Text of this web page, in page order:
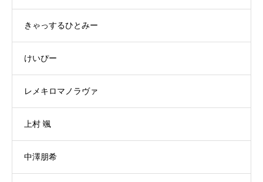
きゃっするひとみー
けいぴー
レメキロマノラヴァ
上村 颯
中澤朋希